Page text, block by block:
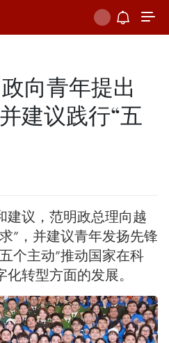
向青年提出
建议践行“五
建议，范明政总理向越
”，并建议青年发扬先锋
个主动”推动国家在科
转型方面的发展。